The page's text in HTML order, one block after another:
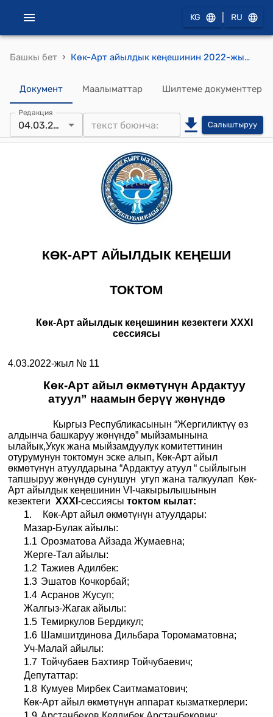
KG RU
Башкы бет › Көк-Арт айылдык кеңешинин 2022-жылдын 4-мартындагы № 11 “Көк-Арт айыл өкмөтүнүн “Ардактуу атуул” наамын берүү жөнүндө” токтому
Документ Маалыматтар Шилтеме документтер
Редакция
04.03.2022 Салыштыруу